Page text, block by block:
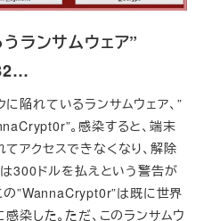
ランサムウェア”
陥れているランサムウェア、”
。感染すると、端末
アクセスできなくなり、解除
300ドルを払えという警告が
の”WannaCrypt0r”は既に世界
染した。ただ、このランサムウ